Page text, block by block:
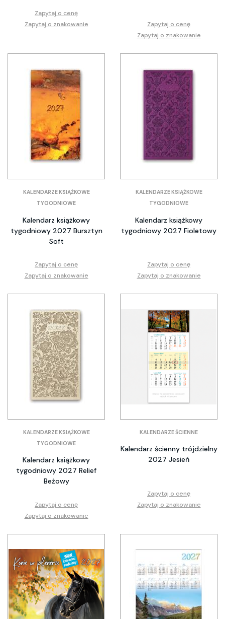
Zapytaj o cenę
Zapytaj o znakowanie
Zapytaj o cenę
Zapytaj o znakowanie
KALENDARZE KSIĄŻKOWE
TYGODNIOWE
Kalendarz książkowy
tygodniowy 2027 Bursztyn
Soft
Zapytaj o cenę
Zapytaj o znakowanie
KALENDARZE KSIĄŻKOWE
TYGODNIOWE
Kalendarz książkowy
tygodniowy 2027 Fioletowy
Zapytaj o cenę
Zapytaj o znakowanie
KALENDARZE KSIĄŻKOWE
TYGODNIOWE
Kalendarz książkowy
tygodniowy 2027 Relief
Beżowy
Zapytaj o cenę
Zapytaj o znakowanie
KALENDARZE ŚCIENNE
Kalendarz ścienny trójdzielny
2027 Jesień
Zapytaj o cenę
Zapytaj o znakowanie